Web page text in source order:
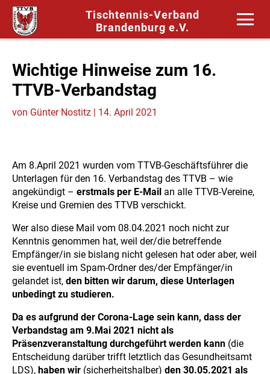
Tischtennis-Verband
Brandenburg e.V.
Wichtige Hinweise zum 16.
TTVB-Verbandstag
von Günter Nostitz | 14. April 2021
Am 8.April 2021 wurden vom TTVB-Geschäftsführer die
Unterlagen für den 16. Verbandstag des TTVB – wie
angekündigt – erstmals per E-Mail an alle TTVB-Vereine,
Kreise und Gremien des TTVB verschickt.
Wer also diese Mail vom 08.04.2021 noch nicht zur
Kenntnis genommen hat, weil der/die betreffende
Empfänger/in sie bislang nicht gelesen hat oder aber, weil
sie eventuell im Spam-Ordner des/der Empfänger/in
gelandet ist, den bitten wir darum, diese Unterlagen
unbedingt zu studieren.
Da es aufgrund der Corona-Lage sein kann, dass der
Verbandstag am 9.Mai 2021 nicht als
Präsenzveranstaltung durchgeführt werden kann (die
Entscheidung darüber trifft letztlich das Gesundheitsamt
LDS), haben wir (sicherheitshalber) den 30.05.2021 als